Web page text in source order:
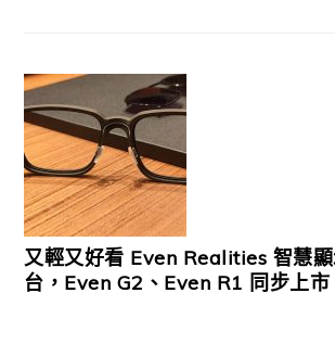
又輕又好看 Even Realities 智慧
台，Even G2、Even R1 同步上市